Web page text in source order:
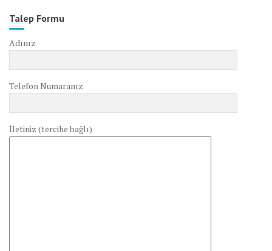
Talep Formu
Adınız
Telefon Numaranız
İletiniz (tercihe bağlı)